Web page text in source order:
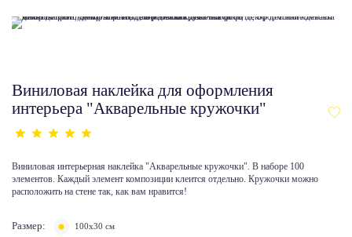
Виниловая наклейка для оформления
интерьера "Акварельные кружочки"
Виниловая интерьерная наклейка "Акварельные кружочки". В наборе 100
элементов. Каждый элемент композиции клеится отдельно. Кружочки можно
расположить на стене так, как вам нравится!
Размер: 100х30 см